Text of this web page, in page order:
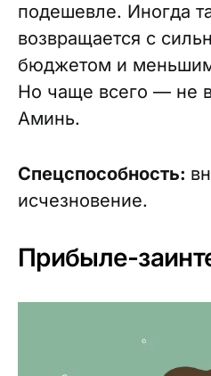
подешевле. Иногда
возвращается с
бюджетом и
Но чаще всего — не
Аминь.
Спецспособность:
исчезновение.
Прибыле-